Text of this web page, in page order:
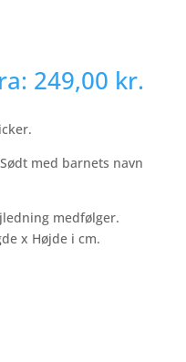
249,00 kr.
med barnets navn
medfølger.
x Højde i cm.